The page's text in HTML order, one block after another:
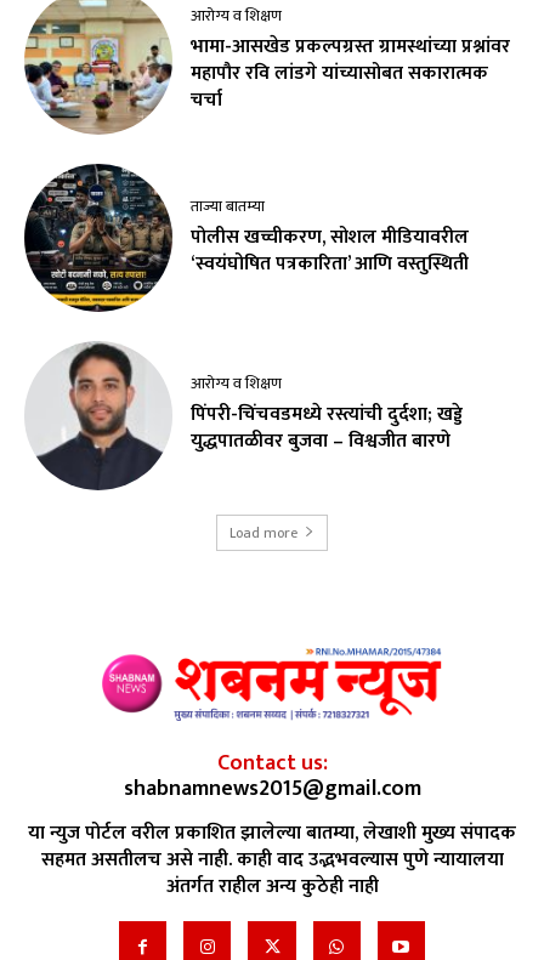
आरोग्य व शिक्षण
भामा-आसखेड प्रकल्पग्रस्त ग्रामस्थांच्या प्रश्नांवर
महापौर रवि लांडगे यांच्यासोबत सकारात्मक
चर्चा
ताज्या बातम्या
पोलीस खच्चीकरण, सोशल मीडियावरील
‘स्वयंघोषित पत्रकारिता’ आणि वस्तुस्थिती
आरोग्य व शिक्षण
पिंपरी-चिंचवडमध्ये रस्त्यांची दुर्दशा; खड्डे
युद्धपातळीवर बुजवा – विश्वजीत बारणे
Load more
Contact us:
shabnamnews2015@gmail.com
या न्युज पोर्टल वरील प्रकाशित झालेल्या बातम्या, लेखाशी मुख्य संपादक
सहमत असतीलच असे नाही. काही वाद उद्भभवल्यास पुणे न्यायालया
अंतर्गत राहील अन्य कुठेही नाही